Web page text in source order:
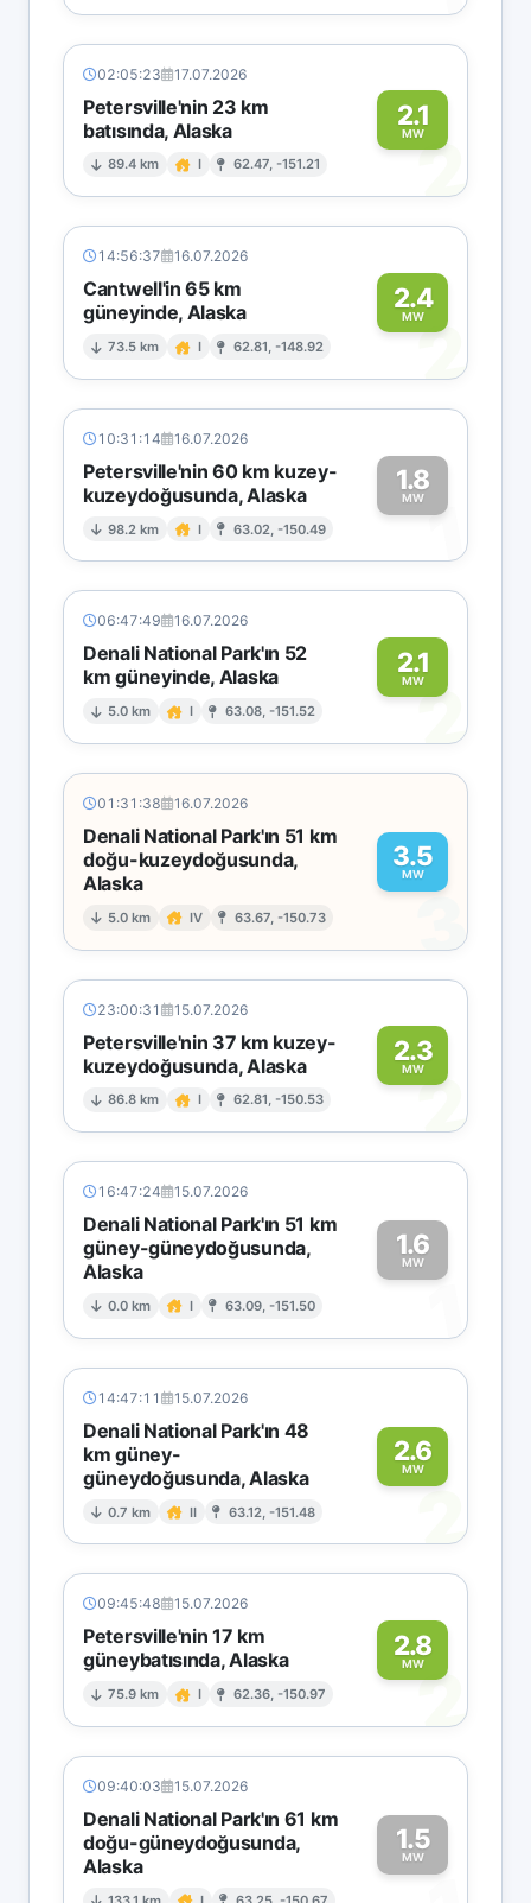
02:05:23 17.07.2026
Petersville'nin 23 km
batısında, Alaska
89.4 km I 62.47, -151.21
2.1
MW2
14:56:37 16.07.2026
Cantwell'in 65 km
güneyinde, Alaska
73.5 km I 62.81, -148.92
2.4
MW2
10:31:14 16.07.2026
Petersville'nin 60 km kuzey-
kuzeydoğusunda, Alaska
98.2 km I 63.02, -150.49
1.8
MW1
06:47:49 16.07.2026
Denali National Park'ın 52
km güneyinde, Alaska
5.0 km I 63.08, -151.52
2.1
MW2
01:31:38 16.07.2026
Denali National Park'ın 51 km
doğu-kuzeydoğusunda,
Alaska
5.0 km IV 63.67, -150.73
3.5
MW
3
23:00:31 15.07.2026
Petersville'nin 37 km kuzey-
kuzeydoğusunda, Alaska
86.8 km I 62.81, -150.53
2.3
MW2
16:47:24 15.07.2026
Denali National Park'ın 51 km
güney-güneydoğusunda,
Alaska
0.0 km I 63.09, -151.50
1.6
MW
1
14:47:11 15.07.2026
Denali National Park'ın 48
km güney-
güneydoğusunda, Alaska
0.7 km II 63.12, -151.48
2.6
MW
2
09:45:48 15.07.2026
Petersville'nin 17 km
güneybatısında, Alaska
75.9 km I 62.36, -150.97
2.8
MW2
09:40:03 15.07.2026
Denali National Park'ın 61 km
doğu-güneydoğusunda,
Alaska
1.5
MW